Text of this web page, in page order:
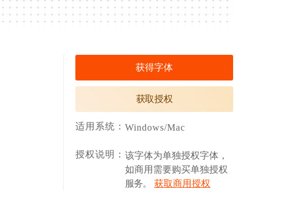
获得字体
获取授权
适用系统： Windows/Mac
授权说明： 该字体为单独授权字体，
如商用需要购买单独授权
服务。
获取商用授权